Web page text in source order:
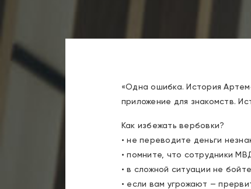
«Одна ошибка. История
приложение для знакомств.
Как избежать вербовки?
• не переводите деньги
• помните, что сотрудники
• в сложной ситуации не
• если вам угрожают —